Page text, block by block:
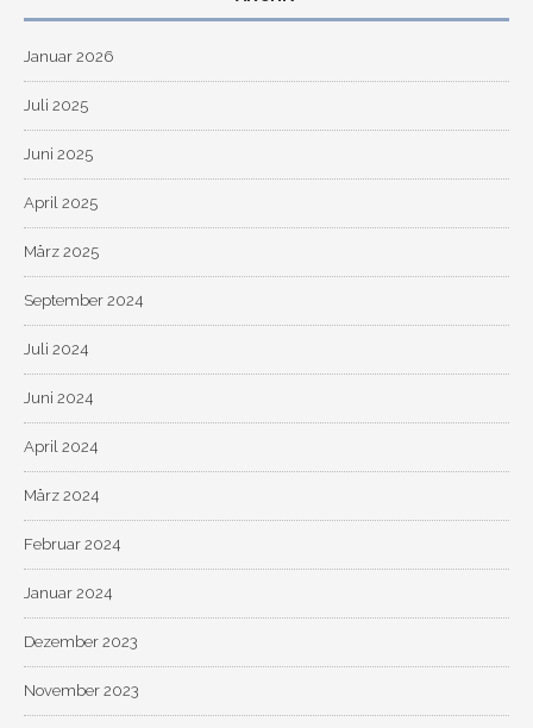
Januar 2026
Juli 2025
Juni 2025
April 2025
März 2025
September 2024
Juli 2024
Juni 2024
April 2024
März 2024
Februar 2024
Januar 2024
Dezember 2023
November 2023